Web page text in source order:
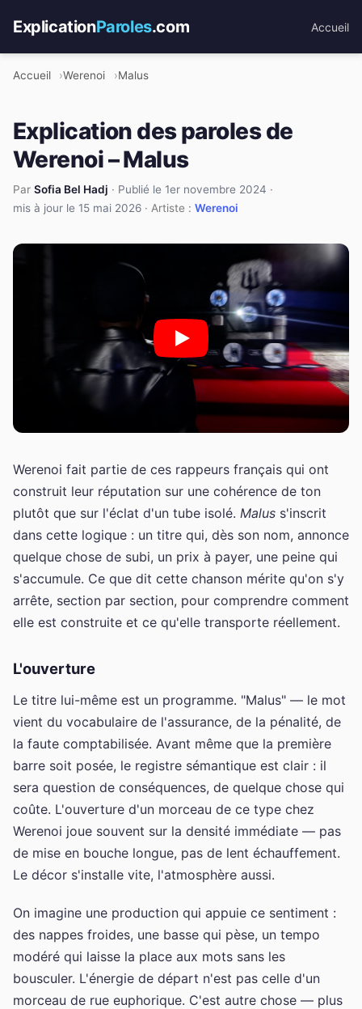
ExplicationParoles.com Accueil
Accueil Werenoi Malus
Explication des paroles de
Werenoi – Malus
Par Sofia Bel Hadj · Publié le 1er novembre 2024 ·
mis à jour le 15 mai 2026 · Artiste : Werenoi
Werenoi fait partie de ces rappeurs français qui ont
construit leur réputation sur une cohérence de ton
plutôt que sur l'éclat d'un tube isolé. Malus s'inscrit
dans cette logique : un titre qui, dès son nom, annonce
quelque chose de subi, un prix à payer, une peine qui
s'accumule. Ce que dit cette chanson mérite qu'on s'y
arrête, section par section, pour comprendre comment
elle est construite et ce qu'elle transporte réellement.
L'ouverture
Le titre lui-même est un programme. "Malus" — le mot
vient du vocabulaire de l'assurance, de la pénalité, de
la faute comptabilisée. Avant même que la première
barre soit posée, le registre sémantique est clair : il
sera question de conséquences, de quelque chose qui
coûte. L'ouverture d'un morceau de ce type chez
Werenoi joue souvent sur la densité immédiate — pas
de mise en bouche longue, pas de lent échauffement.
Le décor s'installe vite, l'atmosphère aussi.
On imagine une production qui appuie ce sentiment :
des nappes froides, une basse qui pèse, un tempo
modéré qui laisse la place aux mots sans les
bousculer. L'énergie de départ n'est pas celle d'un
morceau de rue euphorique. C'est autre chose — plus